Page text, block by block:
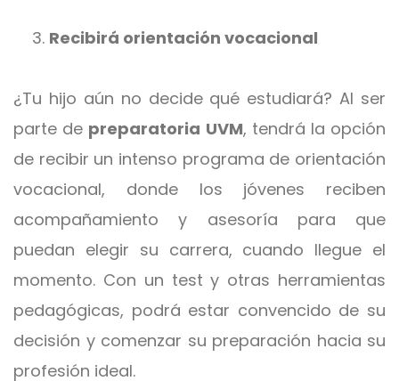
Recibirá orientación vocacional
¿Tu hijo aún no decide qué estudiará? Al ser
parte de preparatoria UVM, tendrá la opción
de recibir un intenso programa de orientación
vocacional, donde los jóvenes reciben
acompañamiento y asesoría para que
puedan elegir su carrera, cuando llegue el
momento. Con un test y otras herramientas
pedagógicas, podrá estar convencido de su
decisión y comenzar su preparación hacia su
profesión ideal.